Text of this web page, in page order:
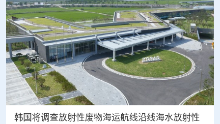
韩国将调查放射性废物海运航线沿线海水放射性